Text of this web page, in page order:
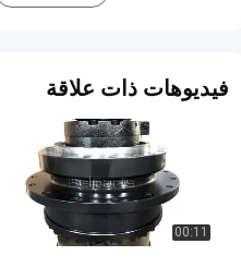
فيديوهات ذات علاقة
00:11